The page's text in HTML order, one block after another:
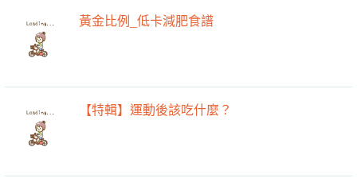
黃金比例_低卡減肥食譜
【特輯】運動後該吃什麼？